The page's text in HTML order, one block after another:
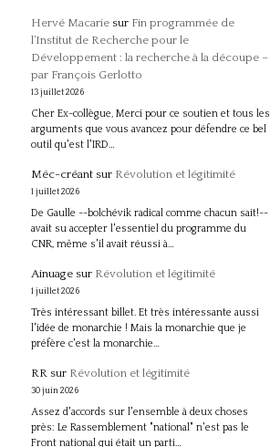
Hervé Macariesur Fin programmée de
l’Institut de Recherche pour le
Développement : la recherche à la découpe –
par François Gerlotto
13 juillet 2026
Cher Ex-collègue, Merci pour ce soutien et tous les
arguments que vous avancez pour défendre ce bel
outil qu'est l'IRD…
Méc-créantsur Révolution et légitimité
1 juillet 2026
De Gaulle --bolchévik radical comme chacun sait!--
avait su accepter l'essentiel du programme du
CNR, même s'il avait réussi à…
Ainuagesur Révolution et légitimité
1 juillet 2026
Très intéressant billet. Et très intéressante aussi
l'idée de monarchie ! Mais la monarchie que je
préfère c'est la monarchie…
RRsur Révolution et légitimité
30 juin 2026
Assez d'accords sur l'ensemble à deux choses
près: Le Rassemblement "national" n'est pas le
Front national qui était un parti…